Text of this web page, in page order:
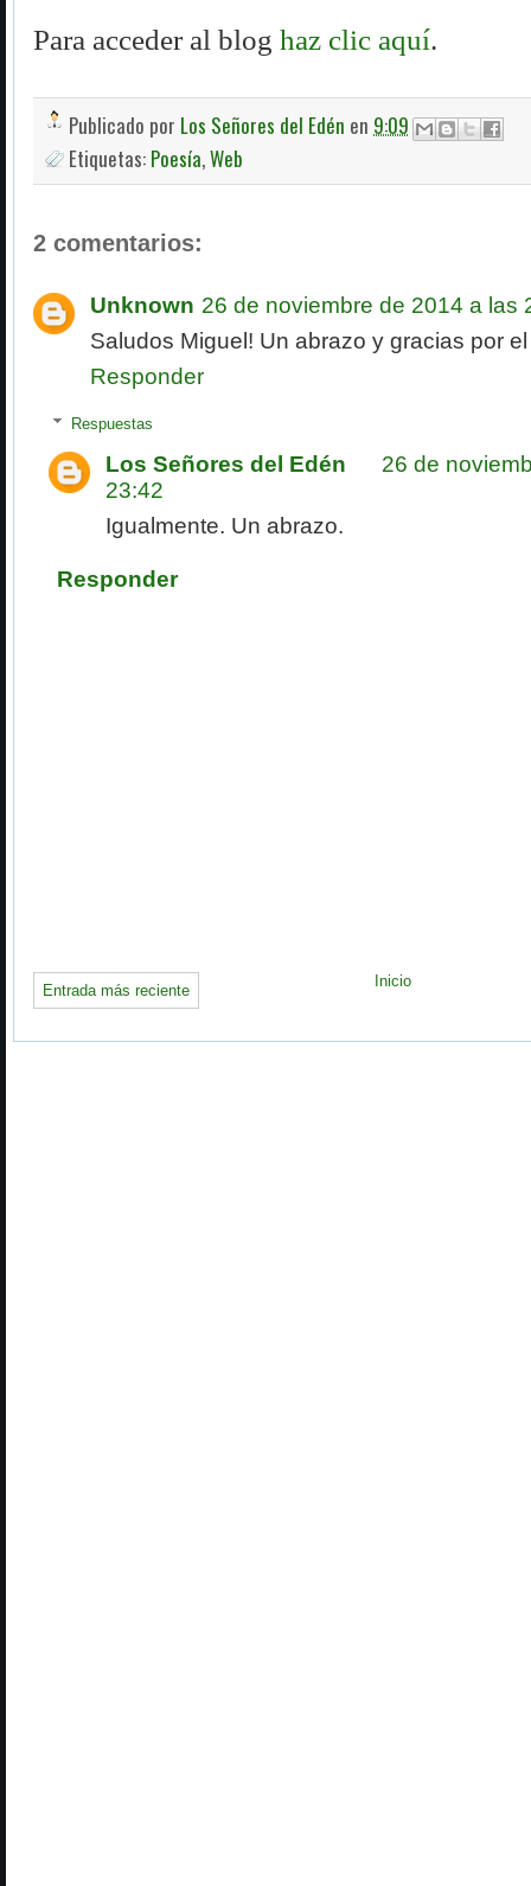
Para acceder al blog haz clic aquí.
Publicado por Los Señores del Edén en 9:09
Etiquetas: Poesía,Web
2 comentarios:
Unknown 26 de noviembre de 2014 a las
Saludos Miguel! Un abrazo y gracias por
Responder
Respuestas
Los Señores del Edén
26 de
23:42
Igualmente. Un abrazo.
Responder
Entrada más reciente
Inicio